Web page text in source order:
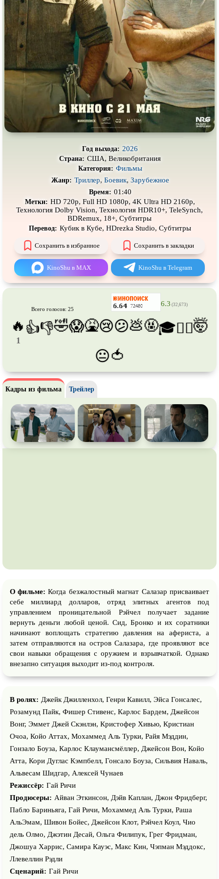
Про деревню Про динозавров
Про драконов Про животных
Про зомби Про инопланетян
Про корабли и подводные
лодки
Про космос
Про любовь Про маньяков и
убийц
Про оборотней
Про пиратов Про подростков
Про путешествияво времени Про роботов
Про снайперов
Про танки
Про танцы Про тюрьму
Про хакеров
Про хоккей и
катание
Про шпионов
Про Юристов иАдвокатов Псевдодокументальный
Режиссёрская версия Роуд-муви
Ситком
Слэшер Стимпанк
Сцены собнажённой натурой Турецкий сериал
CAMRip
Год выхода: 2026
Страна: США, Великобритания
Категория: Фильмы
Жанр: Триллер, Боевик, Зарубежное
Время: 01:40
Метки: HD 720p, Full HD 1080p, 4K Ultra HD 2160p,
Технология Dolby Vision, Технология HDR10+, TeleSynch,
BDRemux, 18+, Субтитры
Перевод: Кубик в Кубе, HDrezka Studio, Субтитры
Сохранить в избранное Сохранить в закладки
KinoShu в MAX KinoShu в Telegram
Всего голосов: 25
6.3 (32,673)
🔥
1
👍👎🤣😱🤮😢😕💩🤬🎓😵‍💫🤯
😐🍅
Кадры из фильма Трейлер
О фильме: Когда безжалостный магнат Салазар присваивает
себе миллиард долларов, отряд элитных агентов под
управлением проницательной Рэйчел получает задание
вернуть деньги любой ценой. Сид, Бронко и их соратники
начинают воплощать стратегию давления на афериста, а
затем отправляются на остров Салазара, где проявляют все
свои навыки обращения с оружием и взрывчаткой. Однако
внезапно ситуация выходит из-под контроля.
В ролях: Джейк Джилленхол, Генри Кавилл, Эйса Гонсалес,
Розамунд Пайк, Фишер Стивенс, Карлос Бардем, Джейсон
Вонг, Эммет Джей Скэнлэн, Кристофер Хивью, Кристиан
Очоа, Койо Аттах, Мохаммед Аль Турки, Райя Мэддин,
Гонзало Боуза, Карлос Клаумансмёллер, Джейсон Вон, Койо
Атта, Кори Дуглас Кэмпбелл, Гонсало Боуза, Сильвия Наваль,
Альвесам Шидгар, Алексей Чунаев
Режиссёр: Гай Ричи
Продюсеры: Айван Эткинсон, Дэйв Каплан, Джон Фридберг,
Пабло Бариньяга, Гай Ричи, Мохаммед Аль Турки, Раша
АльЭмам, Шивон Бойес, Джейсон Клот, Рэйчел Коул, Чио
дель Олмо, Джэтин Десай, Ольга Филипук, Грег Фридман,
Джошуа Харрис, Самира Кауэс, Макс Кин, Чэпман Мэддокс,
Ллевеллин Рэдли
Сценарий: Гай Ричи